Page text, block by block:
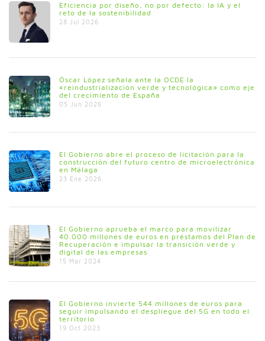
Eficiencia por diseño, no por defecto: la IA y el
reto de la sostenibilidad
28 Jul 2026
Óscar López señala ante la OCDE la
«reindustrialización verde y tecnológica» como eje
del crecimiento de España
05 Jun 2026
El Gobierno abre el proceso de licitación para la
construcción del futuro centro de microelectrónica
en Málaga
23 Ene 2026
El Gobierno aprueba el marco para movilizar
40.000 millones de euros en préstamos del Plan de
Recuperación e impulsar la transición verde y
digital de las empresas
15 Mar 2024
El Gobierno invierte 544 millones de euros para
seguir impulsando el despliegue del 5G en todo el
territorio
19 Oct 2023